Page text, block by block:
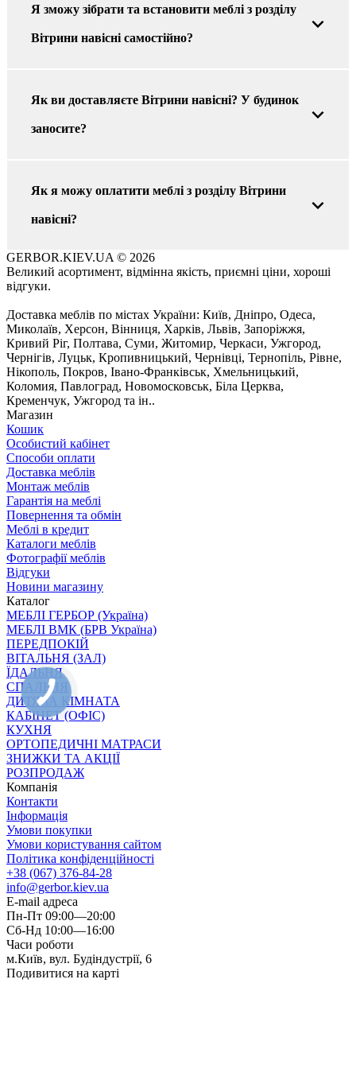
Я зможу зібрати та встановити меблі з розділу
Вітрини навісні самостійно?
Як ви доставляєте Вітрини навісні? У будинок
заносите?
Як я можу оплатити меблі з розділу Вітрини
навісні?
GERBOR.KIEV.UA © 2026
Великий асортимент, відмінна якість, приємні ціни, хороші
відгуки.
Доставка меблів по містах України: Київ, Дніпро, Одеса,
Миколаїв, Херсон, Вінниця, Харків, Львів, Запоріжжя,
Кривий Ріг, Полтава, Суми, Житомир, Черкаси, Ужгород,
Чернігів, Луцьк, Кропивницький, Чернівці, Тернопіль, Рівне,
Нікополь, Покров, Івано-Франківськ, Хмельницький,
Коломия, Павлоград, Новомосковськ, Біла Церква,
Кременчук, Ужгород та ін..
Магазин
Кошик
Особистий кабінет
Способи оплати
Доставка меблів
Монтаж меблів
Гарантія на меблі
Повернення та обмін
Меблі в кредит
Каталоги меблів
Фотографії меблів
Відгуки
Новини магазину
Каталог
МЕБЛІ ГЕРБОР (Україна)
МЕБЛІ ВМК (БРВ Україна)
ПЕРЕДПОКІЙ
ВІТАЛЬНЯ (ЗАЛ)
ЇДАЛЬНЯ
СПАЛЬНЯ
ДИТЯЧА КІМНАТА
КАБІНЕТ (ОФІС)
КУХНЯ
ОРТОПЕДИЧНІ МАТРАСИ
ЗНИЖКИ ТА АКЦІЇ
РОЗПРОДАЖ
Компанія
Контакти
Інформація
Умови покупки
Умови користування сайтом
Політика конфіденційності
+38 (067) 376-84-28
info@gerbor.kiev.ua
E-mail адреса
Пн-Пт 09:00—20:00
Сб-Нд 10:00—16:00
Часи роботи
м.Київ, вул. Будіндустрії, 6
Подивитися на карті